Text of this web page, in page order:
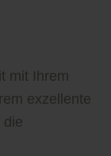
mit Ihrem
exzellente
die